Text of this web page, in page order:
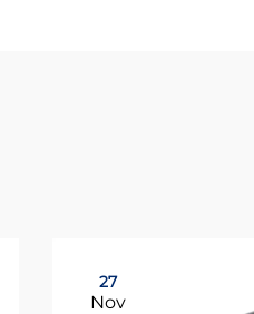
27
Nov